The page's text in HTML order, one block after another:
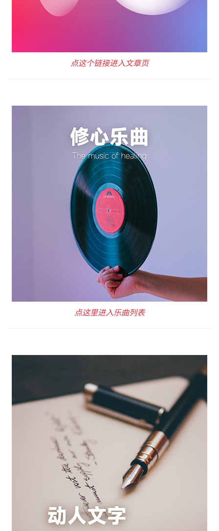
点这个链接进入文章页
点这里进入乐曲列表